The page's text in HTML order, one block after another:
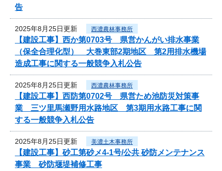
告
2025年8月25日更新 西濃農林事務所
【建設工事】西か第0703号 県営かんがい排水事業
（保全合理化型） 大巻東部2期地区 第2用排水機場
造成工事に関する一般競争入札公告
2025年8月25日更新 西濃農林事務所
【建設工事】西防第0702号 県営ため池防災対策事
業 三ツ里馬瀬野用水路地区 第3期用水路工事に関
する一般競争入札公告
2025年8月25日更新 美濃土木事務所
【建設工事】砂工第砂メ4-1号/公共 砂防メンテナンス
事業 砂防堰堤補修工事